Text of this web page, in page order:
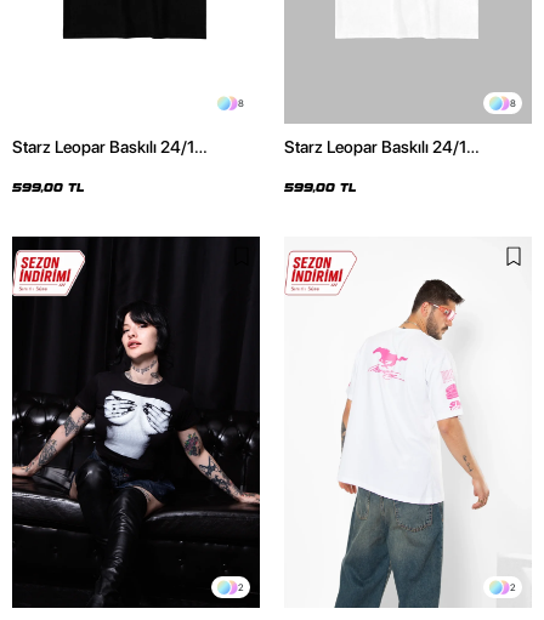
8
Starz Leopar Baskılı 24/1
599,00 TL
8
Starz Leopar Baskılı 24/1
599,00 TL
2 2